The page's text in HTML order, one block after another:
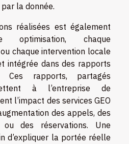
la donnée.
réalisées est également
optimisation, chaque
chaque intervention locale
intégrée dans des rapports
Ces rapports, partagés
à l’entreprise de
l’impact des services GEO
des appels, des
ou des réservations. Une
d’expliquer la portée réelle